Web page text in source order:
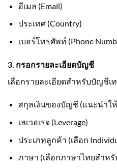
อีเมล (Email)
ประเทศ (Country)
เบอร์โทรศัพท์ (Phone
3. กรอกรายละเอียดบัญชี
เลือกรายละเอียดสำหรับบัญชี
สกุลเงินของบัญชี (แนะนำให้
เลเวอเรจ (Leverage)
ประเภทลูกค้า (เลือก
ภาษา (เลือกภาษาไทยสำห